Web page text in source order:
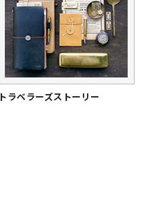
トラベラーズストーリー